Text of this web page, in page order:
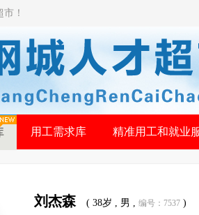
！
用工需求库 精准用工和就业
刘杰森 ( 38岁 , 男 , 编号：7537 )